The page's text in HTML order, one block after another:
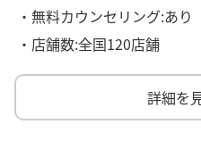
・無料カウンセリング:あり
・店舗数:全国120店舗
詳細を